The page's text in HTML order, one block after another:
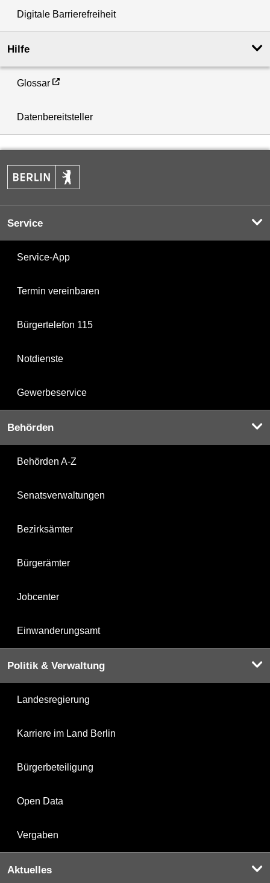
Digitale Barrierefreiheit
Hilfe
Glossar
Datenbereitsteller
Service
Service-App
Termin vereinbaren
Bürgertelefon 115
Notdienste
Gewerbeservice
Behörden
Behörden A-Z
Senatsverwaltungen
Bezirksämter
Bürgerämter
Jobcenter
Einwanderungsamt
Politik & Verwaltung
Landesregierung
Karriere im Land Berlin
Bürgerbeteiligung
Open Data
Vergaben
Aktuelles